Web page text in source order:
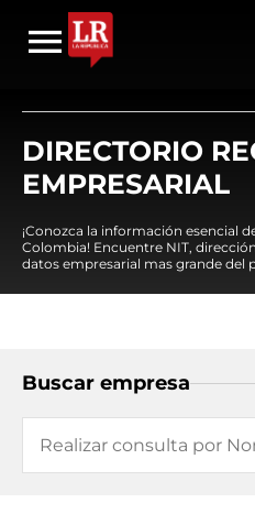
DIRECTORIO
EMPRESARIAL
¡Conozca la información esencial
Colombia! Encuentre NIT,
datos empresarial mas grande del
Buscar empresa